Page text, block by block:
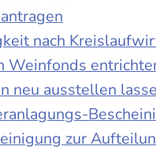
nach
Weinfonds
neu ausstellen
zur